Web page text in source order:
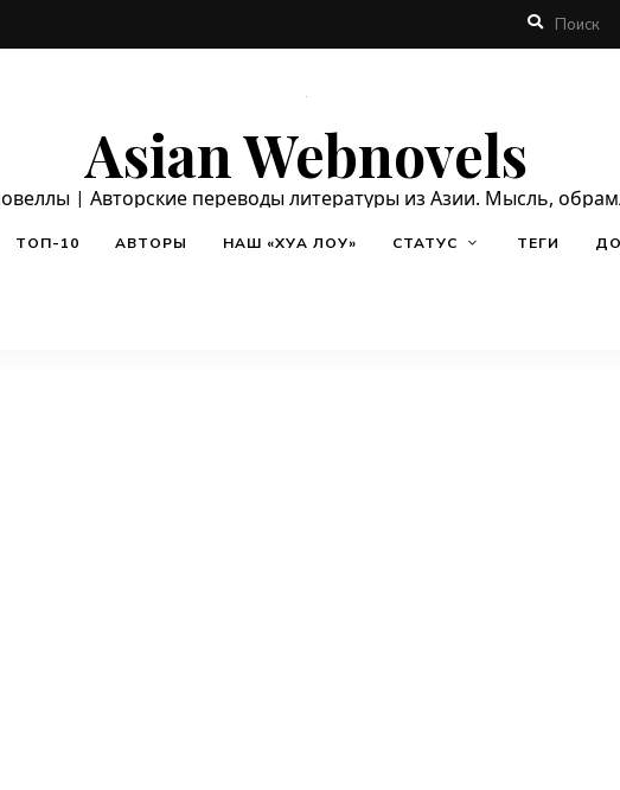
Asian Webnovels
| Авторские переводы литературы из Азии. Мысль,
ТОП-10 АВТОРЫ НАШ «ХУА ЛОУ» СТАТУС ТЕГИ